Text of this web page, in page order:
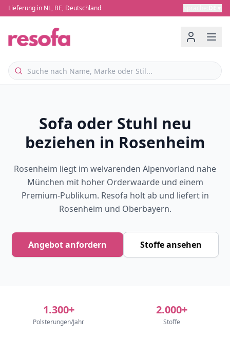
Lieferung in NL, BE, Deutschland
Sofa oder Stuhl neu
beziehen in Rosenheim
Rosenheim liegt im welvarenden Alpenvorland nahe
München mit hoher Orderwaarde und einem
Premium-Publikum. Resofa holt ab und liefert in
Rosenheim und Oberbayern.
Angebot anfordern Stoffe ansehen
1.300+
Polsterungen/Jahr
2.000+
Stoffe